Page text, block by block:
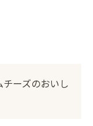
ーズのおいし